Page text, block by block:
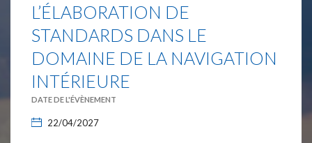
L’ÉLABORATION DE
STANDARDS DANS LE
DOMAINE DE LA NAVIGATION
INTÉRIEURE
DATE DE L'ÉVÈNEMENT
22/04/2027